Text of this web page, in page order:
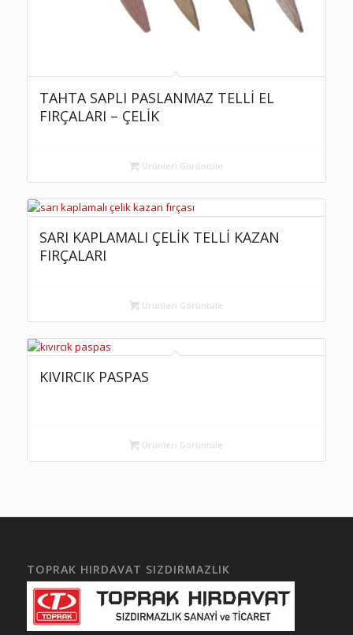
TAHTA SAPLI PASLANMAZ TELLİ EL
FIRÇALARI – ÇELİK
Ürünleri Görüntüle
SARI KAPLAMALI ÇELİK TELLİ KAZAN
FIRÇALARI
Ürünleri Görüntüle
KIVIRCIK PASPAS
Ürünleri Görüntüle
TOPRAK HIRDAVAT SIZDIRMAZLIK